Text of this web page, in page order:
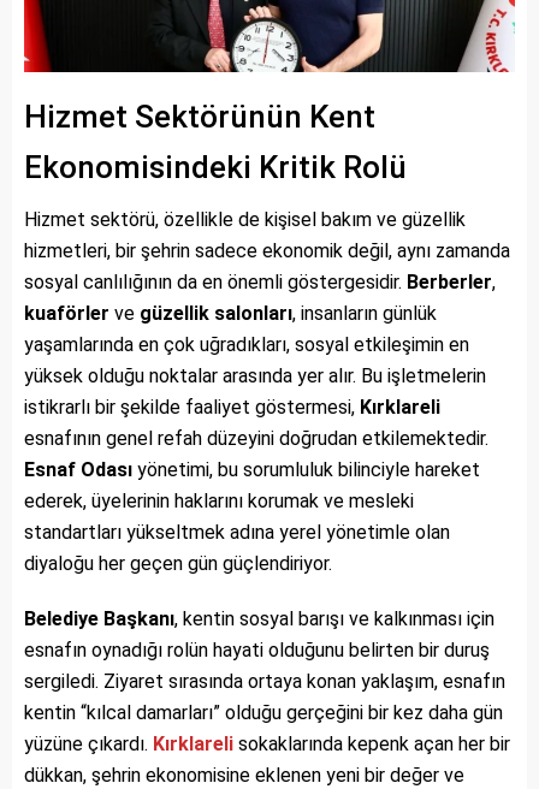
Hizmet Sektörünün Kent
Ekonomisindeki Kritik Rolü
Hizmet sektörü, özellikle de kişisel bakım ve güzellik
hizmetleri, bir şehrin sadece ekonomik değil, aynı zamanda
sosyal canlılığının da en önemli göstergesidir. Berberler,
kuaförler ve güzellik salonları, insanların günlük
yaşamlarında en çok uğradıkları, sosyal etkileşimin en
yüksek olduğu noktalar arasında yer alır. Bu işletmelerin
istikrarlı bir şekilde faaliyet göstermesi, Kırklareli
esnafının genel refah düzeyini doğrudan etkilemektedir.
Esnaf Odası yönetimi, bu sorumluluk bilinciyle hareket
ederek, üyelerinin haklarını korumak ve mesleki
standartları yükseltmek adına yerel yönetimle olan
diyaloğu her geçen gün güçlendiriyor.
Belediye Başkanı, kentin sosyal barışı ve kalkınması için
esnafın oynadığı rolün hayati olduğunu belirten bir duruş
sergiledi. Ziyaret sırasında ortaya konan yaklaşım, esnafın
kentin “kılcal damarları” olduğu gerçeğini bir kez daha gün
yüzüne çıkardı. Kırklareli sokaklarında kepenk açan her bir
dükkan, şehrin ekonomisine eklenen yeni bir değer ve